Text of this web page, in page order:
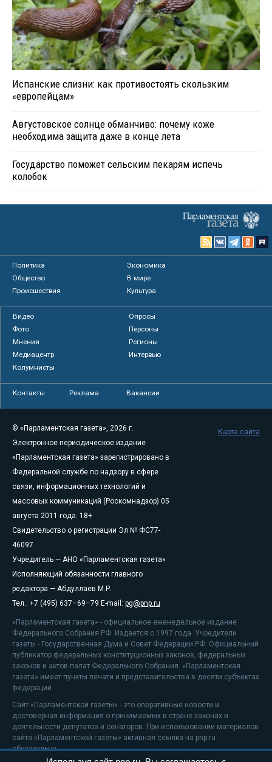
Испанские слизни: как противостоять скользким
«европейцам»
Августовское солнце обманчиво: почему коже
необходима защита даже в конце лета
Государство поможет сельским пекарям испечь
колобок
Политика
Экономика
Общество
В мире
Происшествия
Культура
Видео
Опросы
Фото
Персоны
Мнения
Регионы
Медиацентр
Интервью
Колумнисты
Контакты Реклама Вакансии
© «Парламентская газета», 2026 г.
Электронное периодическое издание
«Парламентская газета» зарегистрировано в
Федеральной службе по надзору в сфере
связи, информационных технологий и
массовых коммуникаций (Роскомнадзор) 05
августа 2011 года. 18+
Свидетельство о регистрации Эл № ФС77-
46097
Учредитель — АНО «Парламентская газета»
Исполняющий обязанности главного
редактора — Абдуллаев М.Р.
Тел.: +7 (495) 637–69–79 E-mail: pg@pnp.ru
«Парламентская газета» - официальное еженедельное издание
Федерального Собрания РФ. Издается с 1997 года. Учредители
газеты - Государственная Дума и Совет Федерации РФ. Официальный
публикатор федеральных конституционных законов, федеральных
законов и актов палат Федерального Собрания. «Парламентская
газета» имеет пункты печати и представительства в десяти субъектах
федерации.
Сайт «Парламентской газеты» - это оперативные новости и
достоверная информация о принимаемых в стране законах и
деятельности депутатов и сенаторов. При использовании материалов
сайта «Парламентской газеты» активная ссылка на pnp.ru
обязательна.
Карта сайта